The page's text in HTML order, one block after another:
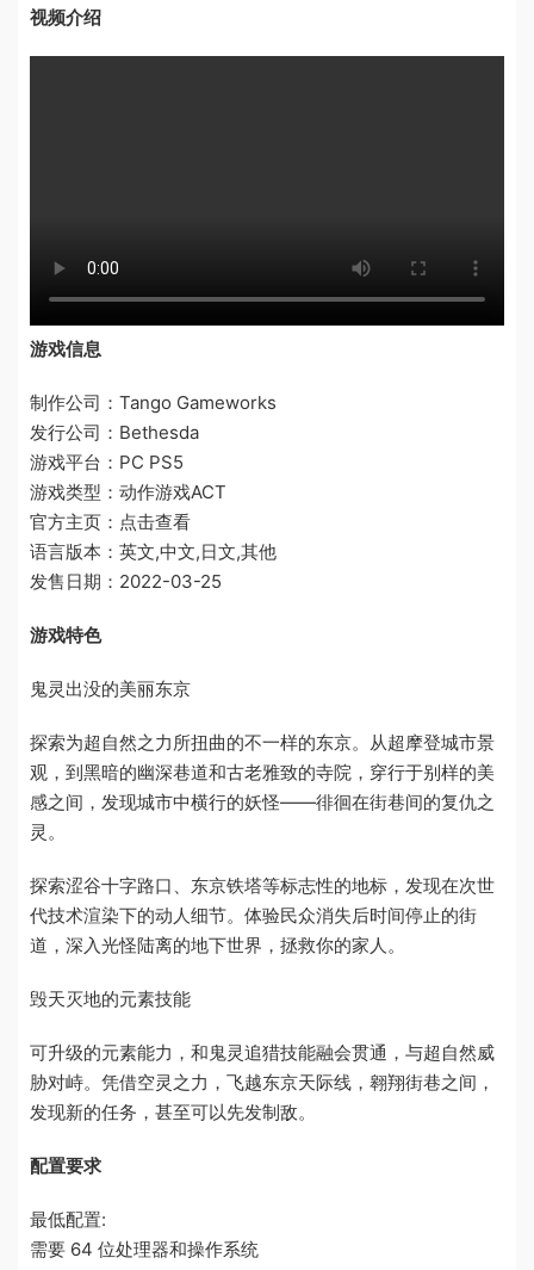
视频介绍
游戏信息
制作公司：Tango Gameworks
发行公司：Bethesda
游戏平台：PC PS5
游戏类型：动作游戏ACT
官方主页：点击查看
语言版本：英文,中文,日文,其他
发售日期：2022-03-25
游戏特色
鬼灵出没的美丽东京
探索为超自然之力所扭曲的不一样的东京。从超摩登城市景
观，到黑暗的幽深巷道和古老雅致的寺院，穿行于别样的美
感之间，发现城市中横行的妖怪——徘徊在街巷间的复仇之
灵。
探索涩谷十字路口、东京铁塔等标志性的地标，发现在次世
代技术渲染下的动人细节。体验民众消失后时间停止的街
道，深入光怪陆离的地下世界，拯救你的家人。
毁天灭地的元素技能
可升级的元素能力，和鬼灵追猎技能融会贯通，与超自然威
胁对峙。凭借空灵之力，飞越东京天际线，翱翔街巷之间，
发现新的任务，甚至可以先发制敌。
配置要求
最低配置:
需要 64 位处理器和操作系统